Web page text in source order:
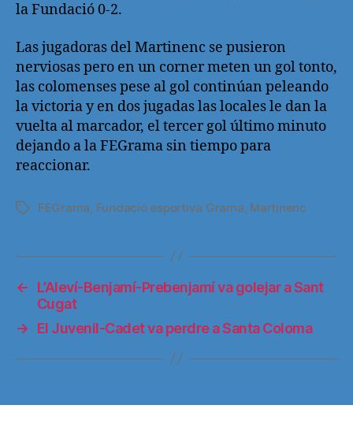
la Fundació 0-2.
Las jugadoras del Martinenc se pusieron
nerviosas pero en un corner meten un gol tonto,
las colomenses pese al gol continúan peleando
la victoria y en dos jugadas las locales le dan la
vuelta al marcador, el tercer gol último minuto
dejando a la FEGrama sin tiempo para
reaccionar.
Etiquetas
FEGrama Fundació esportiva Grama Martinenc
←
L’Aleví-Benjamí-Prebenjamí va golejar a Sant
Cugat
→
El Juvenil-Cadet va perdre a Santa Coloma